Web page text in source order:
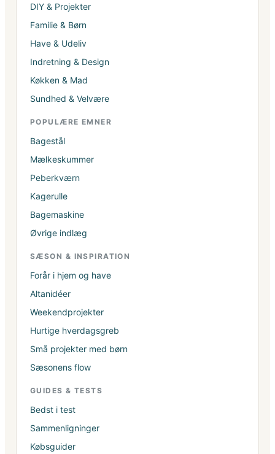
DIY & Projekter
Familie & Børn
Have & Udeliv
Indretning & Design
Køkken & Mad
Sundhed & Velvære
POPULÆRE EMNER
Bagestål
Mælkeskummer
Peberkværn
Kagerulle
Bagemaskine
Øvrige indlæg
SÆSON & INSPIRATION
Forår i hjem og have
Altanidéer
Weekendprojekter
Hurtige hverdagsgreb
Små projekter med børn
Sæsonens flow
GUIDES & TESTS
Bedst i test
Sammenligninger
Købsguider